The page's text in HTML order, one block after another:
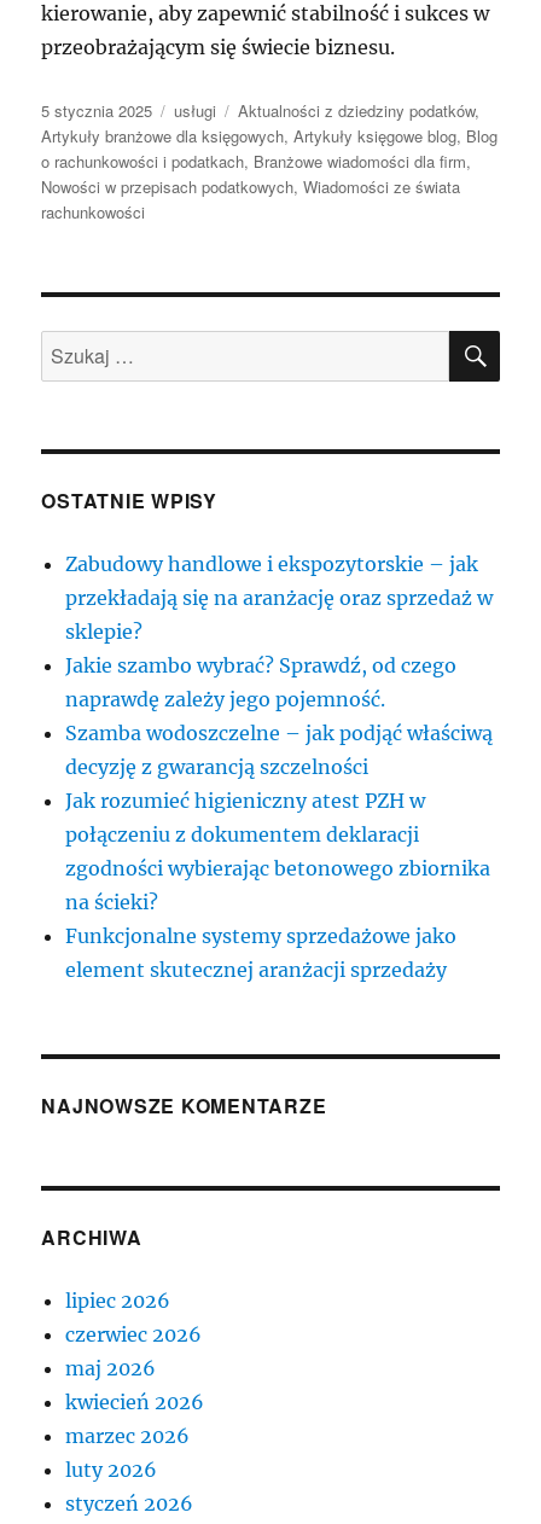
kierowanie, aby zapewnić stabilność i sukces w
przeobrażającym się świecie biznesu.
Data
publikacji
5 stycznia 2025 Kategorie
usługi Tagi
Aktualności z dziedziny podatków,
Artykuły branżowe dla księgowych,Artykuły księgowe blog, Blog
o rachunkowości i podatkach, Branżowe wiadomości dla firm,
Nowości w przepisach podatkowych,Wiadomości ze świata
rachunkowości
Szukaj:
OSTATNIE WPISY
Zabudowy handlowe i ekspozytorskie – jak
przekładają się na aranżację oraz sprzedaż w
sklepie?
Jakie szambo wybrać? Sprawdź, od czego
naprawdę zależy jego pojemność.
Szamba wodoszczelne – jak podjąć właściwą
decyzję z gwarancją szczelności
Jak rozumieć higieniczny atest PZH w
połączeniu z dokumentem deklaracji
zgodności wybierając betonowego zbiornika
na ścieki?
Funkcjonalne systemy sprzedażowe jako
element skutecznej aranżacji sprzedaży
NAJNOWSZE KOMENTARZE
ARCHIWA
lipiec 2026
czerwiec 2026
maj 2026
kwiecień 2026
marzec 2026
luty 2026
styczeń 2026